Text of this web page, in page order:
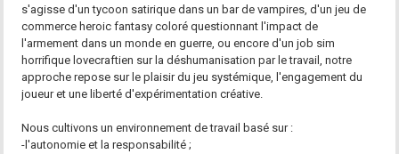
s'agisse d'un tycoon satirique dans un bar de vampires, d'un jeu de
commerce heroic fantasy coloré questionnant l'impact de
l'armement dans un monde en guerre, ou encore d'un job sim
horrifique lovecraftien sur la déshumanisation par le travail, notre
approche repose sur le plaisir du jeu systémique, l'engagement du
joueur et une liberté d'expérimentation créative.
Nous cultivons un environnement de travail basé sur :
-l'autonomie et la responsabilité ;